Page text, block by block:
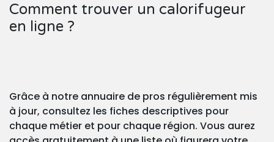
Comment trouver un calorifugeur
en ligne ?
Grâce à notre annuaire de pros régulièrement mis
à jour, consultez les fiches descriptives pour
chaque métier et pour chaque région. Vous aurez